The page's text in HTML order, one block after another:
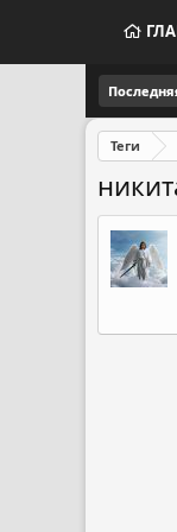
Теги